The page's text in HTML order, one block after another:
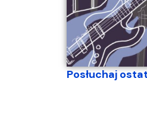
Posłuchaj